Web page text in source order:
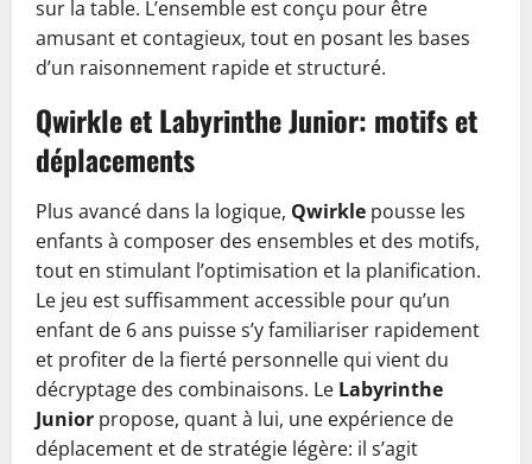
sur la table. L’ensemble est conçu pour être
amusant et contagieux, tout en posant les bases
d’un raisonnement rapide et structuré.
Qwirkle et Labyrinthe Junior: motifs et
déplacements
Plus avancé dans la logique, Qwirkle pousse les
enfants à composer des ensembles et des motifs,
tout en stimulant l’optimisation et la planification.
Le jeu est suffisamment accessible pour qu’un
enfant de 6 ans puisse s’y familiariser rapidement
et profiter de la fierté personnelle qui vient du
décryptage des combinaisons. Le Labyrinthe
Junior propose, quant à lui, une expérience de
déplacement et de stratégie légère: il s’agit